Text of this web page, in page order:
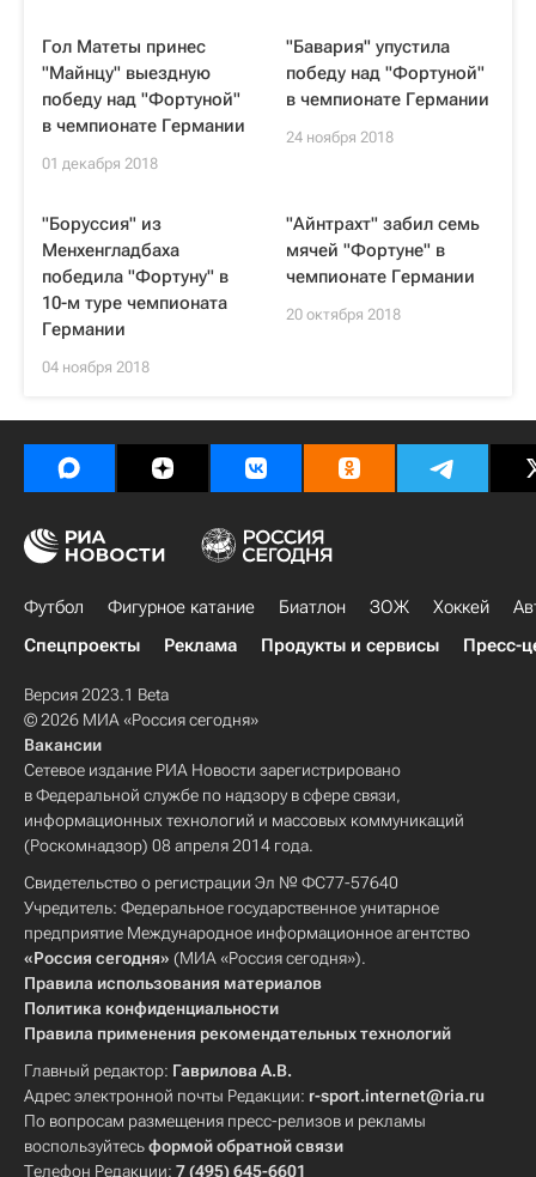
Гол Матеты принес
"Майнцу" выездную
победу над "Фортуной"
в чемпионате Германии
01 декабря 2018
"Бавария" упустила
победу над "Фортуной"
в чемпионате Германии
24 ноября 2018
"Боруссия" из
Менхенгладбаха
победила "Фортуну" в
10-м туре чемпионата
Германии
04 ноября 2018
"Айнтрахт" забил семь
мячей "Фортуне" в
чемпионате Германии
20 октября 2018
Футбол Фигурное катание Биатлон ЗОЖ Хоккей
Спецпроекты
Реклама Продукты и сервисы Пресс-
Версия 2023.1 Beta
© 2026 МИА «Россия сегодня»
Вакансии
Сетевое издание РИА Новости зарегистрировано
в Федеральной службе по надзору в сфере связи,
информационных технологий и массовых коммуникаций
(Роскомнадзор) 08 апреля 2014 года.
Свидетельство о регистрации Эл № ФС77-57640
Учредитель: Федеральное государственное унитарное
предприятие Международное информационное агентство
«Россия сегодня» (МИА «Россия сегодня»).
Правила использования материалов
Политика конфиденциальности
Правила применения рекомендательных технологий
Главный редактор: Гаврилова А.В.
Адрес электронной почты Редакции: r-sport.internet@ria.ru
По вопросам размещения пресс-релизов и рекламы
воспользуйтесьформой обратной связи
Телефон Редакции: 7 (495) 645-6601